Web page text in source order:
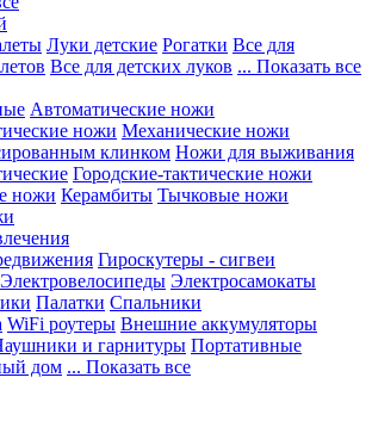
Луки детские Рогатки Все для
Все для детских луков ... Показать все
Автоматические ножи
ножи Механические ножи
клинком Ножи для выживания
Городские-тактические ножи
ножи Керамбиты Тычковые ножи
Гироскутеры - сигвеи
Электровелосипеды Электросамокаты
Палатки Спальники
WiFi роутеры Внешние аккумуляторы
и гарнитуры Портативные
дом ... Показать все